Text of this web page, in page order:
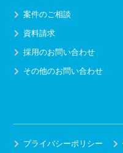
案件のご相談
資料請求
採用のお問い合わせ
その他のお問い合わせ
プライバシーポリシー